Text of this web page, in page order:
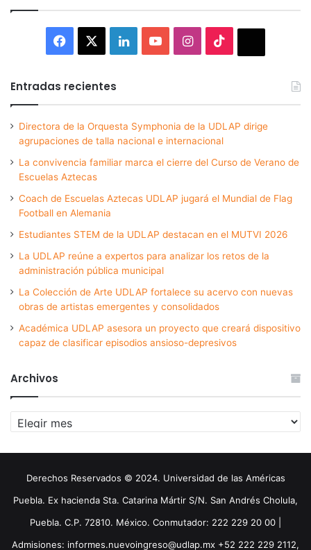
Facebook LinkedInYouTubeInstagram
Entradas recientes
Directora de la Orquesta Symphonia de la UDLAP dirige
agrupaciones de talla nacional e internacional
La convivencia familiar marca el cierre del Curso de Verano de
Escuelas Aztecas
Coach de Escuelas Aztecas UDLAP jugará el Mundial de Flag
Football en Alemania
Estudiantes STEM de la UDLAP destacan en el MUTVI 2026
La UDLAP reúne a expertos para analizar los retos de la
administración pública municipal
La Colección de Arte UDLAP fortalece su acervo con nuevas
obras de artistas emergentes y consolidados
Académica UDLAP asesora un proyecto que creará dispositivo
capaz de clasificar episodios ansioso-depresivos
Archivos
Archivos
Derechos Reservados © 2024. Universidad de las Américas
Puebla. Ex hacienda Sta. Catarina Mártir S/N. San Andrés Cholula,
Puebla. C.P. 72810. México. Conmutador: 222 229 20 00 |
Admisiones: informes.nuevoingreso@udlap.mx +52 222 229 2112,